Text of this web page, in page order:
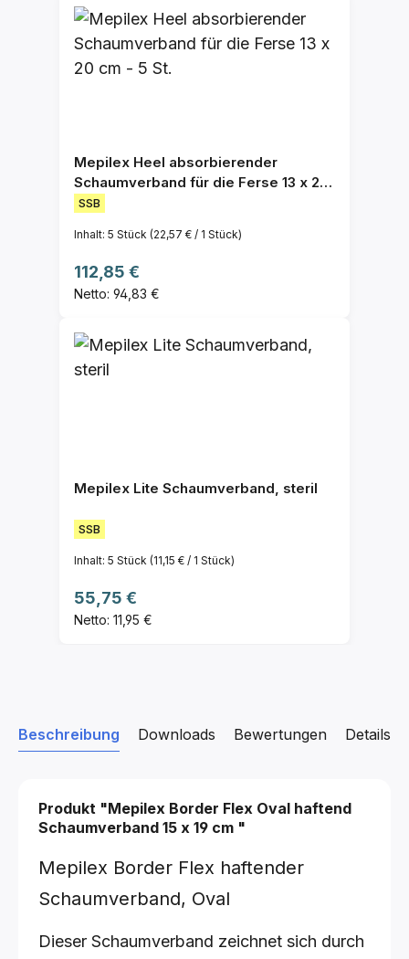
Mepilex Heel absorbierender
Schaumverband für die Ferse 13 x 20
cm - 5 St.
SSB
Inhalt: 5 Stück (22,57 € / 1 Stück)
Regulärer Preis:
112,85 €
Netto: 94,83 €
Mepilex Lite Schaumverband, steril
SSB
Inhalt: 5 Stück (11,15 € / 1 Stück)
Regulärer Preis:
55,75 €
Netto: 11,95 €
Beschreibung Downloads Details
Bewertungen
Produkt "Mepilex Border Flex Oval haftend
Schaumverband 15 x 19 cm "
Mepilex Border Flex haftender
Schaumverband, Oval
Dieser Schaumverband zeichnet sich durch